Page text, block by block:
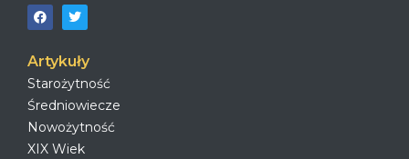
Artykuły
Starożytność
Średniowiecze
Nowożytność
XIX Wiek